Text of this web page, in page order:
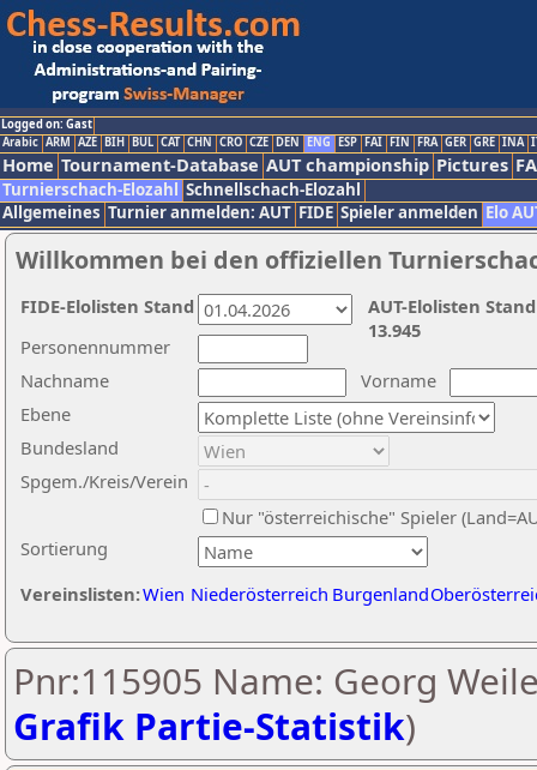
Logged on: Gast
Arabic ARM AZE BIH BUL CAT CHN CRO CZE DEN ENG ESP FAI FIN FRA GER GRE INA
Home Tournament-Database AUT championship Pictures
Turnierschach-Elozahl Schnellschach-Elozahl
Allgemeines Turnier anmelden: AUT FIDE Spieler anmelden Elo
Willkommen bei den offiziellen
Nachname
Vorname
Ebene
Sortierung
Personennummer
Bundesland
Spgem./Kreis/Verein
Nur "österreichische" Spieler
Vereinslisten:Wien Niederösterreich Burgenland
AUT-Elolisten
13.945
FIDE-Elolisten Stand
Pnr:115905 Name: Georg
Grafik Partie-Statistik)